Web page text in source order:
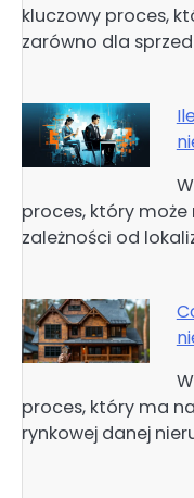
kluczowy proces,
zarówno dla
proces, który
zależności od
proces, który ma
rynkowej danej